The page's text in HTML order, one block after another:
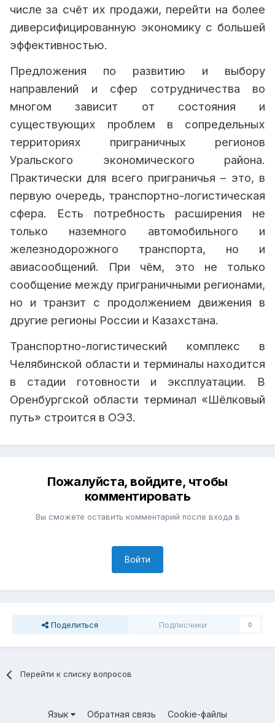
числе за счёт их продажи, перейти на более
диверсифицированную экономику с большей
эффективностью.
Предложения по развитию и выбору
направлений и сфер сотрудничества во
многом зависит от состояния и
существующих проблем в сопредельных
территориях приграничных регионов
Уральского экономического района.
Практически для всего приграничья – это, в
первую очередь, транспортно-логистическая
сфера. Есть потребность расширения не
только наземного автомобильного и
железнодорожного транспорта, но и
авиасообщений. При чём, это не только
сообщение между приграничными регионами,
но и транзит с продолжением движения в
другие регионы России и Казахстана.
Транспортно-логистический комплекс в
Челябинской области и терминалы находится
в стадии готовности и эксплуатации. В
Оренбургской области терминал «Шёлковый
путь» строится в ОЭЗ.
Пожалуйста, войдите, чтобы
комментировать
Вы сможете оставить комментарий после входа в
Войти
Поделиться Подписчики 0
Перейти к списку вопросов
Язык Обратная связь Cookie-файлы